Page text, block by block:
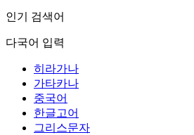
인기 검색어
다국어 입력
히라가나
가타카나
중국어
한글고어
그리스문자